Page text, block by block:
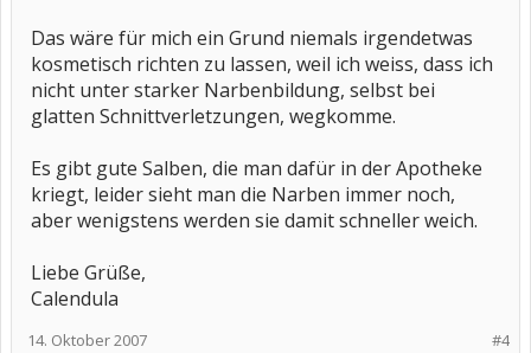
Das wäre für mich ein Grund niemals irgendetwas
kosmetisch richten zu lassen, weil ich weiss, dass ich
nicht unter starker Narbenbildung, selbst bei
glatten Schnittverletzungen, wegkomme.
Es gibt gute Salben, die man dafür in der Apotheke
kriegt, leider sieht man die Narben immer noch,
aber wenigstens werden sie damit schneller weich.
Liebe Grüße,
Calendula
#4
14. Oktober 2007